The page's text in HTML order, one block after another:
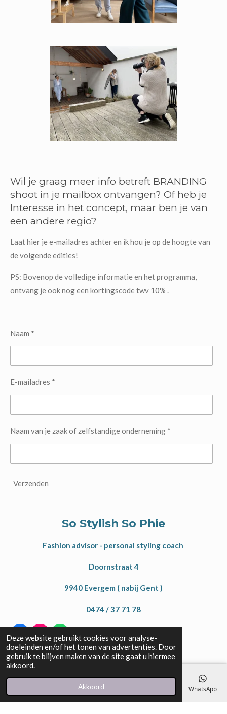
Deze website gebruikt cookies voor analyse-
doeleinden en/of het tonen van advertenties. Door
gebruik te blijven maken van de site gaat u hiermee
akkoord.
Akkoord
Wil je graag meer info betreft BRANDING
shoot in je mailbox ontvangen? Of heb je
Interesse in het concept, maar ben je van
een andere regio?
Laat hier je e-mailadres achter en ik hou je op de hoogte van
de volgende edities!
PS: Bovenop de volledige informatie en het programma,
ontvang je ook nog een kortingscode twv 10% .
Naam *
E-mailadres *
Naam van je zaak of zelfstandige onderneming *
Verzenden
So Stylish So Phie
Fashion advisor - personal styling coach
Doornstraat 4
9940 Evergem ( nabij Gent )
0474 / 37 71 78
F
a
c
e
o
k
I
n
s
r
a
W
h
a
p
p
© 2021 - 2026 So stylish So Phie
Powered byJouwWeb
Telefoonnummer WhatsApp